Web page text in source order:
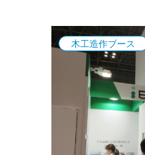
木工造作ブース